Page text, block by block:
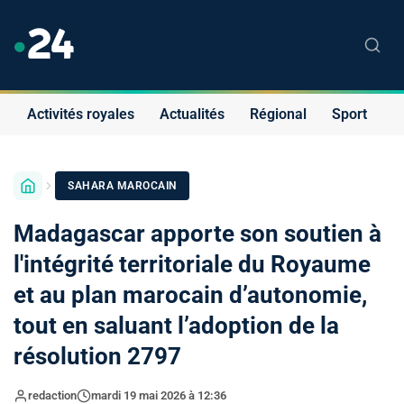
Activités royales Actualités Régional Sport
SAHARA MAROCAIN
Madagascar apporte son soutien à
l'intégrité territoriale du Royaume
et au plan marocain d’autonomie,
tout en saluant l’adoption de la
résolution 2797
redaction mardi 19 mai 2026 à 12:36